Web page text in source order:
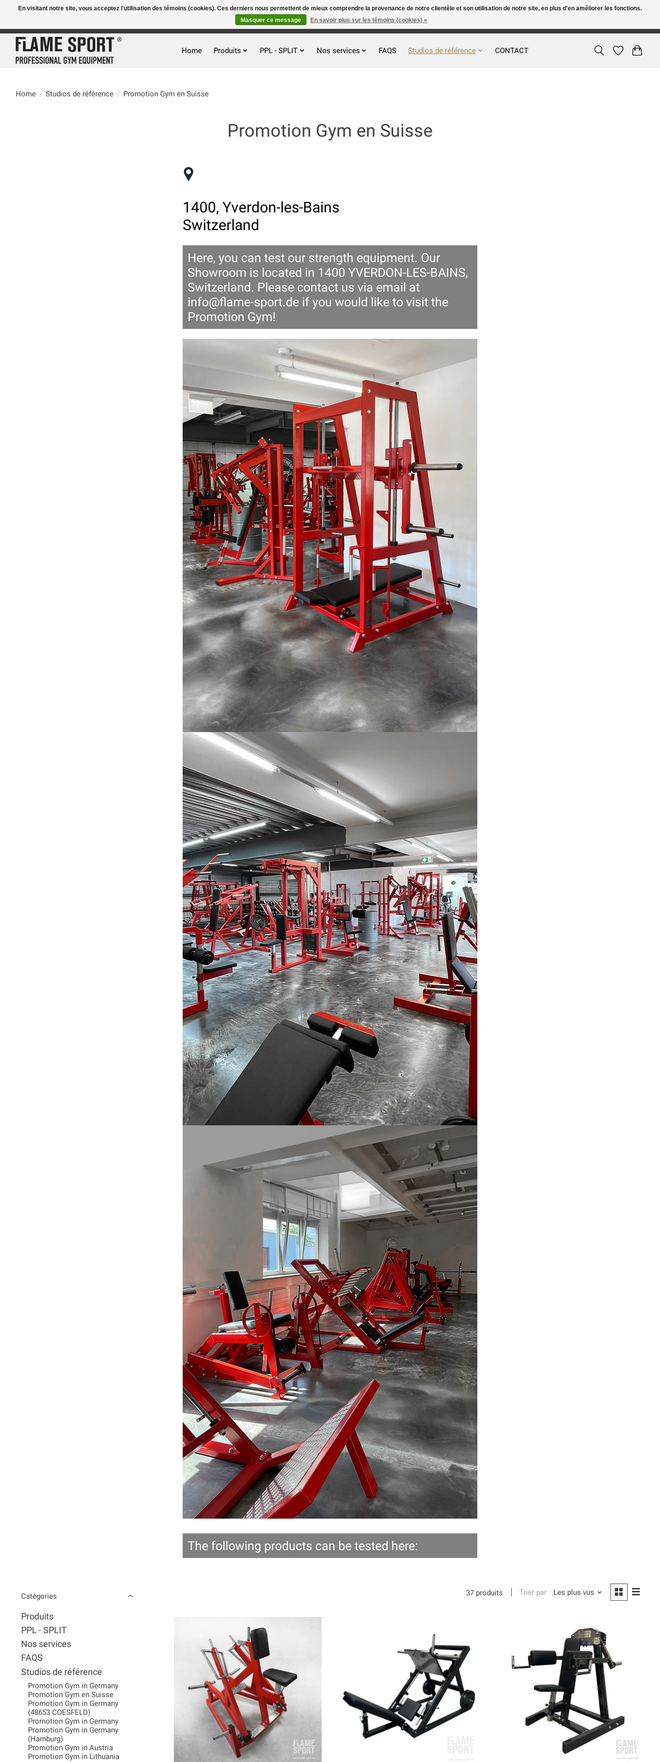
Home Produits PPL - SPLIT Nos services FAQS Studios de référence CONTACT
Home / Studios de référence / Promotion Gym en Suisse
Promotion Gym en Suisse
1400, Yverdon-les-Bains
Switzerland
Here, you can test our strength equipment. Our
Showroom is located in 1400 YVERDON-LES-BAINS,
Switzerland. Please contact us via email at
info@flame-sport.de if you would like to visit the
Promotion Gym!
The following products can be tested here:
Catégories
Produits
PPL - SPLIT
Nos services
FAQS
Studios de référence
Promotion Gym in Germany
Promotion Gym en Suisse
Promotion Gym in Germany
(48653 COESFELD)
Promotion Gym in Germany
Promotion Gym in Germany
(Hamburg)
Promotion Gym in Austria
Promotion Gym in Lithuania
37 produits Trier par Les plus vus
En visitant notre site, vous acceptez l'utilisation des témoins (cookies). Ces derniers nous permettent de mieux comprendre la provenance de notre clientèle et son utilisation de notre site, en plus d'en améliorer les fonctions.
Masquer ce message
En savoir plus sur les témoins (cookies) »